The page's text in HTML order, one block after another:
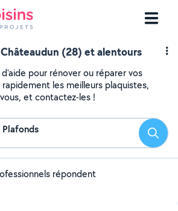
(28) et alentours
d'aide pour rénover ou réparer vos
rapidement les meilleurs plaquistes,
et contactez-les !
Plafonds
répondent